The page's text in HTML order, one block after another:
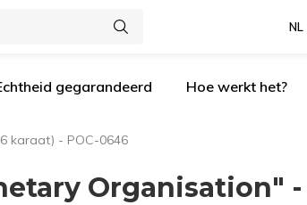
NL
gegarandeerd Hoe werkt het?
karaat) - POC-0646
Organisation" -